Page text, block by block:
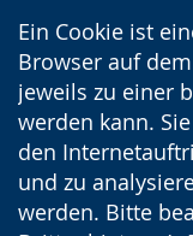
Ein Cookie ist
Browser auf
jeweils zu einer
werden kann.
den
und zu
werden. Bitte